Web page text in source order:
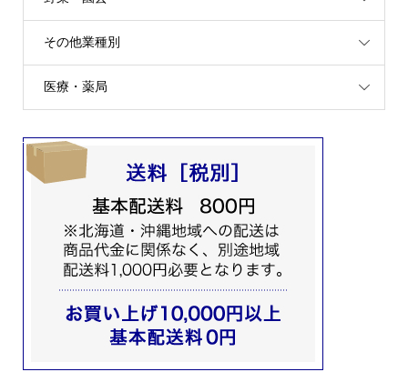
その他業種別
医療・薬局